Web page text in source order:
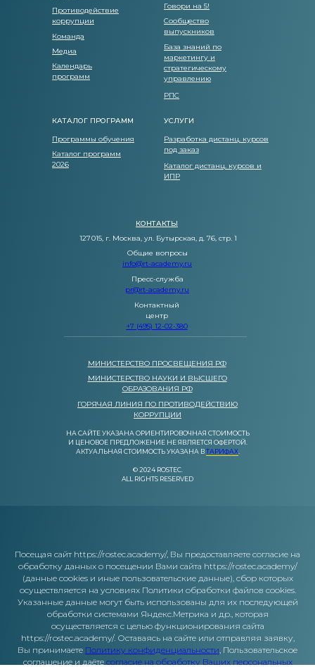
© 2024 ROSTEC.
ALL RIGHTS RESERVED
ГОРЯЧАЯ ЛИНИЯ ПО ПРОТИВОДЕЙСТВИЮ
КОРРУПЦИИ
МИНИСТЕРСТВО НАУКИ И ВЫСШЕГО
ОБРАЗОВАНИЯ РФ
МИНИСТЕРСТВО ПРОСВЕЩЕНИЯ РФ
НА САЙТЕ УКАЗАНА ОРИЕНТИРОВОЧНАЯ СТОИМОСТЬ
И ЦЕНОВОЕ ПРЕДЛОЖЕНИЕ НЕ ЯВЛЯЕТСЯ ОФЕРТОЙ.
АКТУАЛЬНАЯ СТОИМОСТЬ УКАЗАНА ВТАРИФАХ
КАТАЛОГ ПРОГРАММ
Программы обучения
Каталог программ
2026
УСЛУГИ
Разработка дистанц. курсов
под заказ
Каталог дистанц. курсов и
ИПР
КОНТАКТЫ
127 015, г. Москва, ул. Бутырская, д. 76, стр. 1
Общие вопросы
info@rt-academy.ru
Пресс-служба
pr@rt-academy.ru
Контактный
центр
+7 (495) 12-02-380
Противодействие
коррупции
Команда
Медиа
Календарь
программ
Говори на 5!
База знаний по
маркетингу и
стратегическому
управлению
Сообщество
выпускников
РПС
Посещая сайт https://rostec.academy/, Вы предоставляете согласие на
обработку данных о посещении Вами сайта https://rostec.academy/
(данные cookies и иные пользовательские данные), сбор которых
осуществляется на условиях Политики обработки файлов cookies.
Указанные данные могут быть использованы для их последующей
обработки системами Яндекс.Метрика и др., которая
осуществляется с целью функционирования сайта
https://rostec.academy/. Оставаясь на сайте или отправляя заявку,
Вы принимаете Политику конфиденциальности , Пользовательское
соглашение и даёте согласие на обработку Ваших персональных